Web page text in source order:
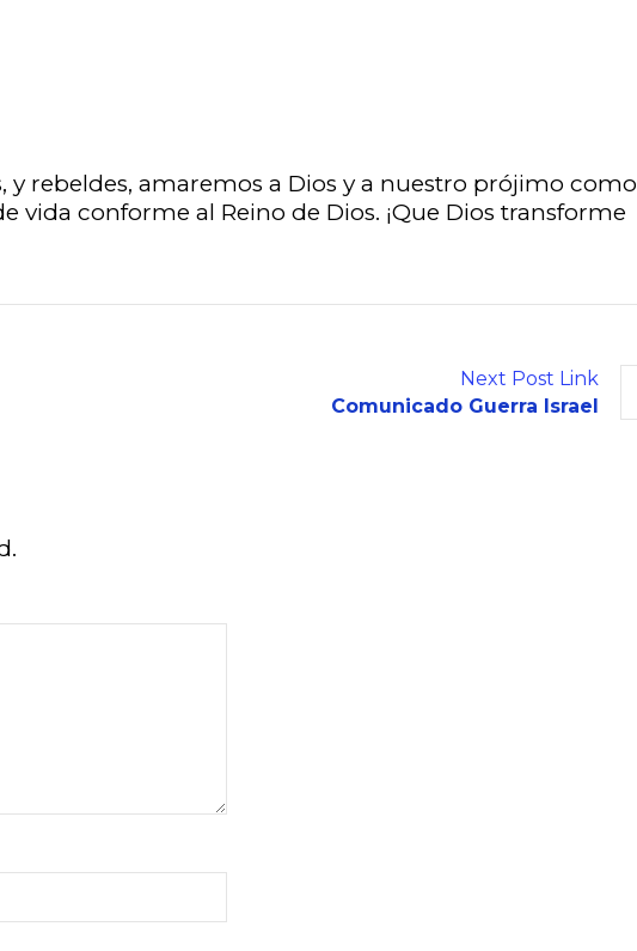
y rebeldes, amaremos a Dios y a nuestro prójimo como
vida conforme al Reino de Dios. ¡Que Dios transforme
Next Post Link
Comunicado Guerra Israel